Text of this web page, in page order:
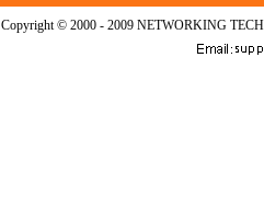
Copyright © 2000 - 2009 NETWORKING